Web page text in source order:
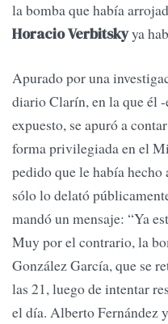
la bomba que había
Horacio Verbitskyya
Apurado por una
diario Clarín, en la que él
expuesto, se apuró a
forma privilegiada en el
pedido que le había
sólo lo delató
mandó un mensaje: “Ya
Muy por el contrario, la
González García, que se
las 21, luego de intentar
el día. Alberto Fernández